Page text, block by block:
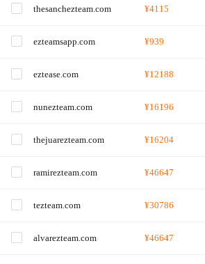
thesanchezteam.com ¥4115
ezteamsapp.com ¥939
eztease.com ¥12188
nunezteam.com ¥16196
thejuarezteam.com ¥16204
ramirezteam.com ¥46647
tezteam.com ¥30786
alvarezteam.com ¥46647